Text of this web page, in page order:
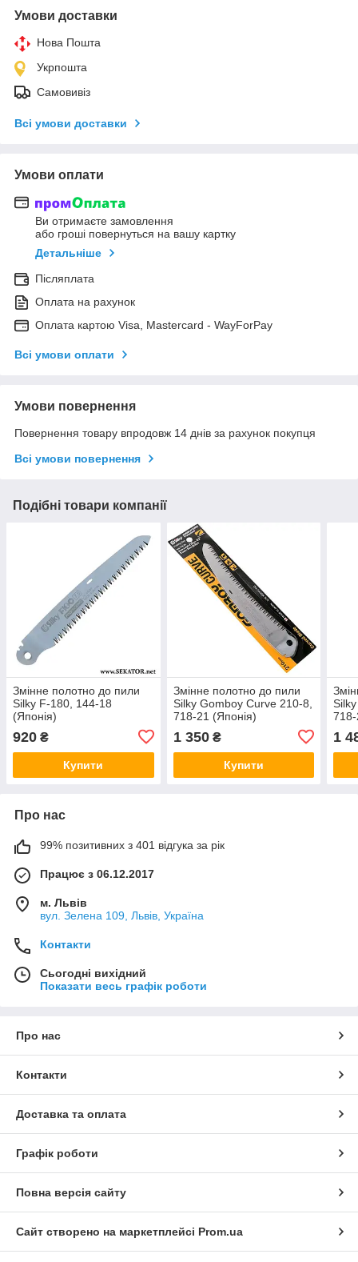
Умови доставки
Нова Пошта
Укрпошта
Самовивіз
Всі умови доставки
Умови оплати
Ви отримаєте замовлення
або гроші повернуться на вашу картку
Детальніше
Післяплата
Оплата на рахунок
Оплата картою Visa, Mastercard - WayForPay
Всі умови оплати
Умови повернення
Повернення товару впродовж 14 днів за рахунок покупця
Всі умови повернення
Подібні товари компанії
Змінне полотно до пили
Silky F-180, 144-18
(Японія)
920 ₴
Купити
Змінне полотно до пили
Silky Gomboy Curve 210-8,
718-21 (Японія)
1 350₴
Купити
1
Про нас
99% позитивних з 401 відгука за рік
Працює з 06.12.2017
м. Львів
вул. Зелена 109, Львів, Україна
Контакти
Сьогодні вихідний
Показати весь графік роботи
Про нас
Контакти
Доставка та оплата
Графік роботи
Повна версія сайту
Сайт створено на маркетплейсі Prom.ua